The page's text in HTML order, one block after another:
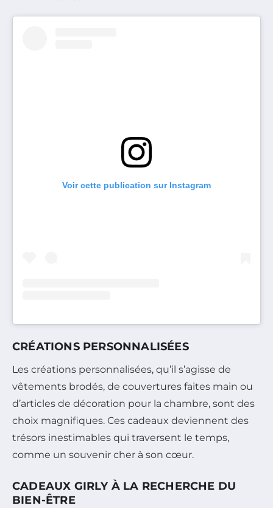
Voir cette publication sur Instagram
CRÉATIONS PERSONNALISÉES
Les créations personnalisées, qu’il s’agisse de
vêtements brodés, de couvertures faites main ou
d’articles de décoration pour la chambre, sont des
choix magnifiques. Ces cadeaux deviennent des
trésors inestimables qui traversent le temps,
comme un souvenir cher à son cœur.
CADEAUX GIRLY À LA RECHERCHE DU
BIEN-ÊTRE